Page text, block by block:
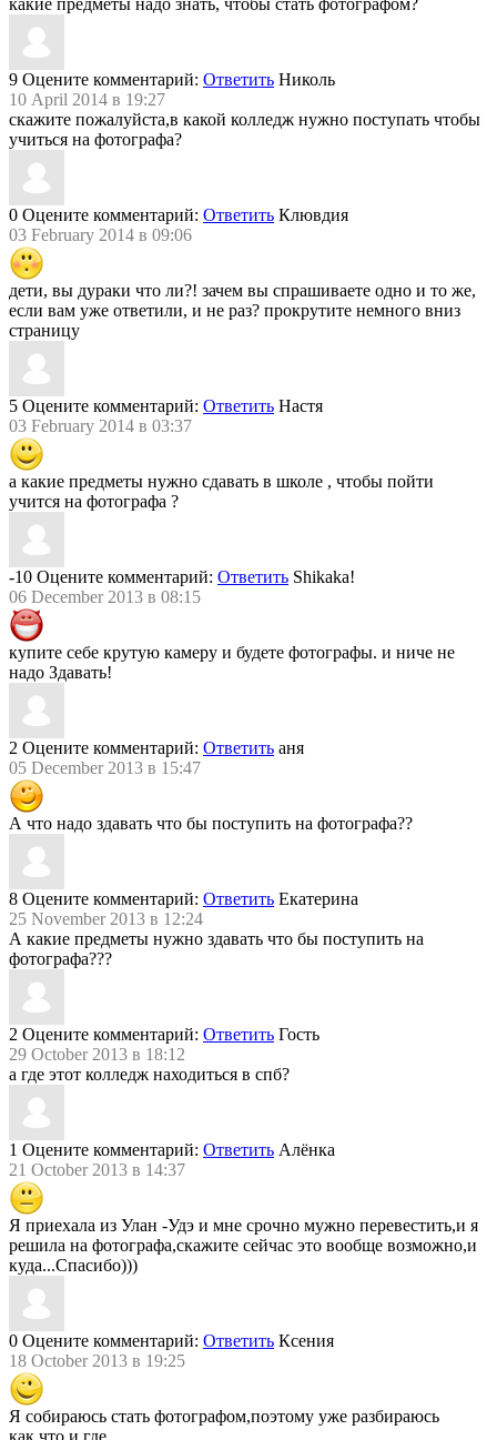
9 Оцените комментарий: Ответить Николь
10 April 2014 в 19:27
скажите пожалуйста,в какой колледж нужно поступать чтобы
учиться на фотографа?
0 Оцените комментарий: Ответить Клювдия
03 February 2014 в 09:06
дети, вы дураки что ли?! зачем вы спрашиваете одно и то же,
если вам уже ответили, и не раз? прокрутите немного вниз
страницу
5 Оцените комментарий: Ответить Настя
03 February 2014 в 03:37
а какие предметы нужно сдавать в школе , чтобы пойти
учится на фотографа ?
-10 Оцените комментарий: Ответить Shikaka!
06 December 2013 в 08:15
купите себе крутую камеру и будете фотографы. и ниче не
надо Здавать!
2 Оцените комментарий: Ответить аня
05 December 2013 в 15:47
А что надо здавать что бы поступить на фотографа??
8 Оцените комментарий: Ответить Екатерина
25 November 2013 в 12:24
А какие предметы нужно здавать что бы поступить на
фотографа???
2 Оцените комментарий: Ответить Гость
29 October 2013 в 18:12
а где этот колледж находиться в спб?
1 Оцените комментарий: Ответить Алёнка
21 October 2013 в 14:37
Я приехала из Улан -Удэ и мне срочно мужно перевестить,и я
решила на фотографа,скажите сейчас это вообще возможно,и
куда...Спасибо)))
0 Оцените комментарий: Ответить Ксения
18 October 2013 в 19:25
Я собираюсь стать фотографом,поэтому уже разбираюсь
как,что,и где..